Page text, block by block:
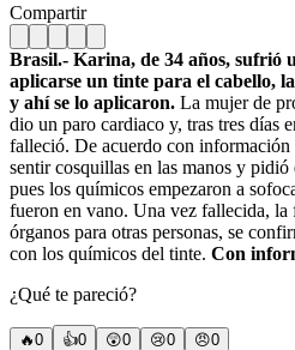
Compartir
Brasil.- Karina, de 34 años, sufrió
aplicarse un tinte para el cabello,
y ahí se lo aplicaron. La mujer de
dio un paro cardiaco y, tras tres días
falleció. De acuerdo con
sentir cosquillas en las manos y
pues los químicos empezaron a
fueron en vano. Una vez fallecida, la
órganos para otras personas, se
con los químicos del tinte. Con
¿Qué te pareció?
🔥0 👍0 😲0 😢0 😠0